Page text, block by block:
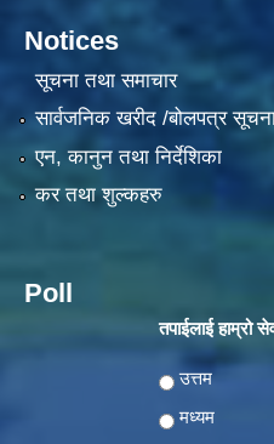
Notices
सूचना तथा समाचार
सार्वजनिक खरीद /बोलपत्र
एन, कानुन तथा निर्देशिका
कर तथा शुल्कहरु
Poll
तपाईलाई हाम्रो
Choices
उत्तम
मध्यम